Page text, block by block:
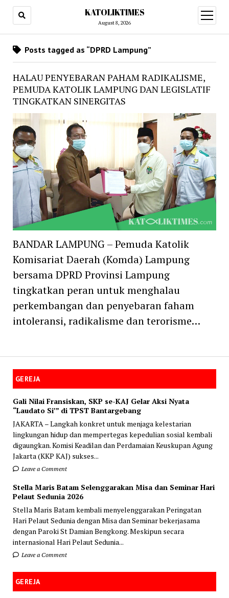
KATOLIKTIMES
August 8, 2026
open
menu
GEREJA
Gali Nilai Fransiskan, SKP se-KAJ Gelar Aksi Nyata
“Laudato Si’” di TPST Bantargebang
JAKARTA – Langkah konkret untuk menjaga kelestarian
lingkungan hidup dan mempertegas kepedulian sosial kembali
digaungkan. Komisi Keadilan dan Perdamaian Keuskupan Agung
Jakarta (KKP KAJ) sukses...
Leave a Comment
Stella Maris Batam Selenggarakan Misa dan Seminar Hari
Pelaut Sedunia 2026
Stella Maris Batam kembali menyelenggarakan Peringatan
Hari Pelaut Sedunia dengan Misa dan Seminar bekerjasama
dengan Paroki St Damian Bengkong. Meskipun secara
internasional Hari Pelaut Sedunia...
Leave a Comment
GEREJA
Posts tagged as “DPRD Lampung”
HALAU PENYEBARAN PAHAM RADIKALISME,
PEMUDA KATOLIK LAMPUNG DAN LEGISLATIF
TINGKATKAN SINERGITAS
BANDAR LAMPUNG – Pemuda Katolik
Komisariat Daerah (Komda) Lampung
bersama DPRD Provinsi Lampung
tingkatkan peran untuk menghalau
perkembangan dan penyebaran faham
intoleransi, radikalisme dan terorisme…